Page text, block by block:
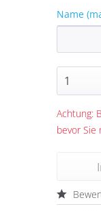
Name
Achtung:
bevor Sie